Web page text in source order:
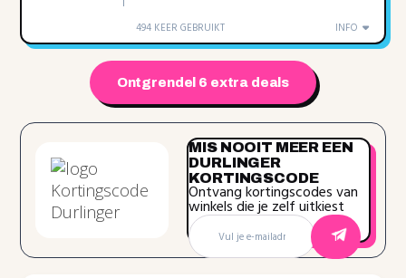
494 KEER GEBRUIKT INFO
Ontgrendel 6 extra deals
MIS NOOIT MEER EEN
DURLINGER
KORTINGSCODE
Ontvang kortingscodes van
winkels die je zelf uitkiest